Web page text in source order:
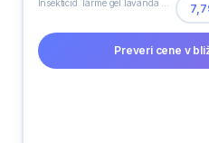
Preveri cene v